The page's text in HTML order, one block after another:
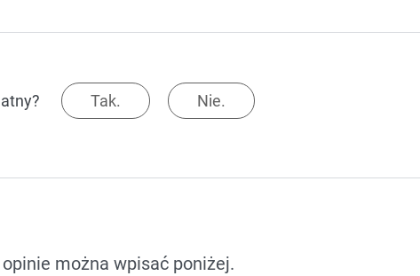
Tak. Nie.
można wpisać poniżej.